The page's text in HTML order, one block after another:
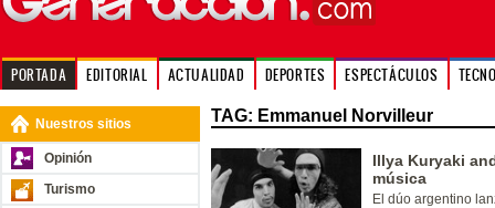
PORTADA EDITORIAL ACTUALIDAD DEPORTES ESPECTÁCULOS
Nuestros sitios
Opinión
Turismo
TAG: Emmanuel Norvilleur
Illya Kuryaki
música
El dúo argentino